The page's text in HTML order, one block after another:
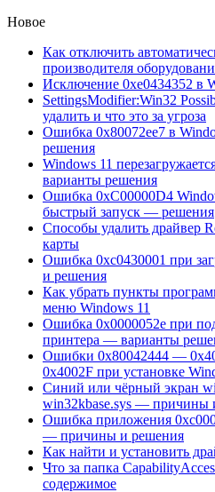
Новое
Как отключить
производителя
Исключение 0xe0434352 в
SettingsModifier:Win32
удалить и что это за угроза
Ошибка 0x80072ee7 в
решения
Windows 11
варианты решения
Ошибка 0xC00000D4
быстрый запуск — решения
Способы удалить драйвер
карты
Ошибка 0xc0430001 при
и решения
Как убрать пункты
меню Windows 11
Ошибка 0x0000052e при
принтера — варианты
Ошибки 0x80042444 —
0x4002F при установке
Синий или чёрный экран
win32kbase.sys — причины
Ошибка приложения
— причины и решения
Как найти и установить
Что за папка
содержимое